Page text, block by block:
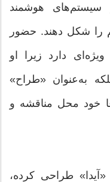
هوشمند
را شکل دهند. حضور
ویژه‌ای دارد زیرا او
به‌عنوان «طراح»
خود محل مناقشه و
طراحی کرده،